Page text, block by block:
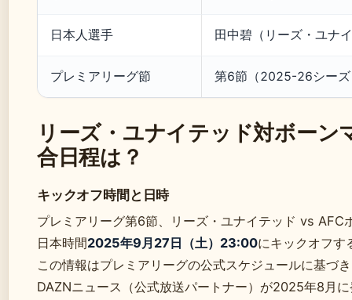
日本人選手 田中碧（リーズ・ユナ
プレミアリーグ節 第6節（2025-26シー
リーズ・ユナイテッド対ボーン
合日程は？
キックオフ時間と日時
プレミアリーグ第6節、リーズ・ユナイテッド vs AFC
日本時間2025年9月27日（土）23:00にキックオフす
この情報はプレミアリーグの公式スケジュールに基づ
DAZNニュース（公式放送パートナー）が2025年8月